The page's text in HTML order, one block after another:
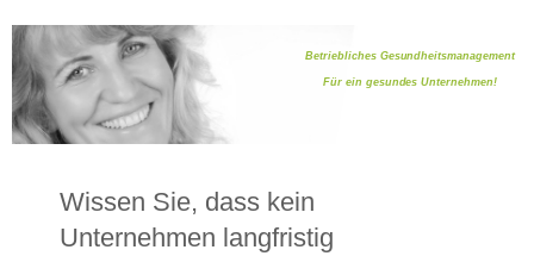
Betriebliches Gesundheitsmanagement
Für ein gesundes Unternehmen!
Wissen Sie, dass kein
Unternehmen langfristig